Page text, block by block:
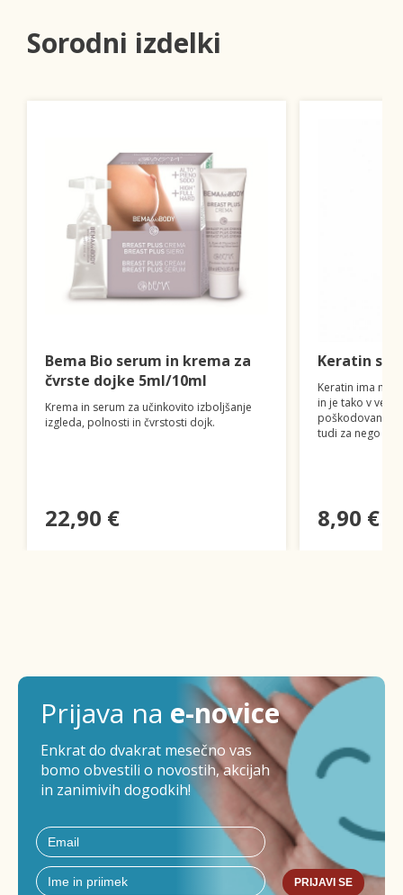
Sorodni izdelki
Bema Bio serum in krema za
čvrste dojke 5ml/10ml
Krema in serum za učinkovito izboljšanje
izgleda, polnosti in čvrstosti dojk.
22,90 €
Keratin
Keratin ima
in je tako v
poškodovanih
tudi za nego
8,90 €
Prijava na e-novice
Enkrat do dvakrat mesečno vas
bomo obvestili o novostih, akcijah
in zanimivih dogodkih!
PRIJAVI SE